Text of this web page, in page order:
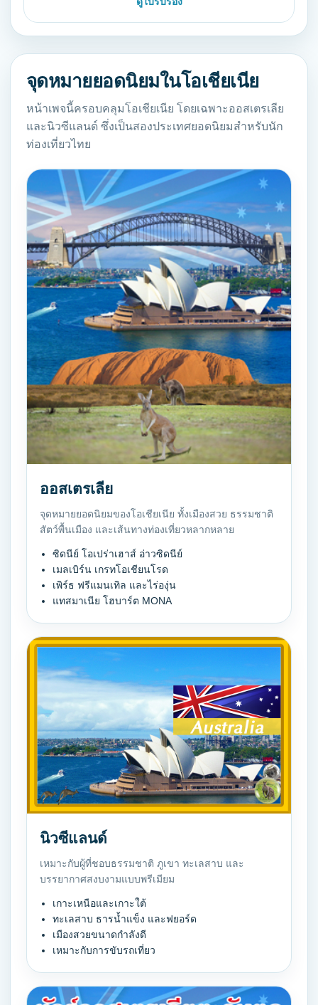
จุดหมายยอดนิยมในโอเชียเนีย
หน้าเพจนี้ครอบคลุมโอเชียเนีย โดยเฉพาะออสเตรเลีย
และนิวซีแลนด์ ซึ่งเป็นสองประเทศยอดนิยมสำหรับนัก
ท่องเที่ยวไทย
ออสเตรเลีย
จุดหมายยอดนิยมของโอเชียเนีย ทั้งเมืองสวย ธรรมชาติ
สัตว์พื้นเมือง และเส้นทางท่องเที่ยวหลากหลาย
ซิดนีย์ โอเปร่าเฮาส์ อ่าวซิดนีย์
เมลเบิร์น เกรทโอเชียนโรด
เพิร์ธ ฟรีแมนเทิล และไร่องุ่น
แทสมาเนีย โฮบาร์ต MONA
นิวซีแลนด์
เหมาะกับผู้ที่ชอบธรรมชาติ ภูเขา ทะเลสาบ และ
บรรยากาศสงบงามแบบพรีเมียม
เกาะเหนือและเกาะใต้
ทะเลสาบ ธารน้ำแข็ง และฟยอร์ด
เมืองสวยขนาดกำลังดี
เหมาะกับการขับรถเที่ยว